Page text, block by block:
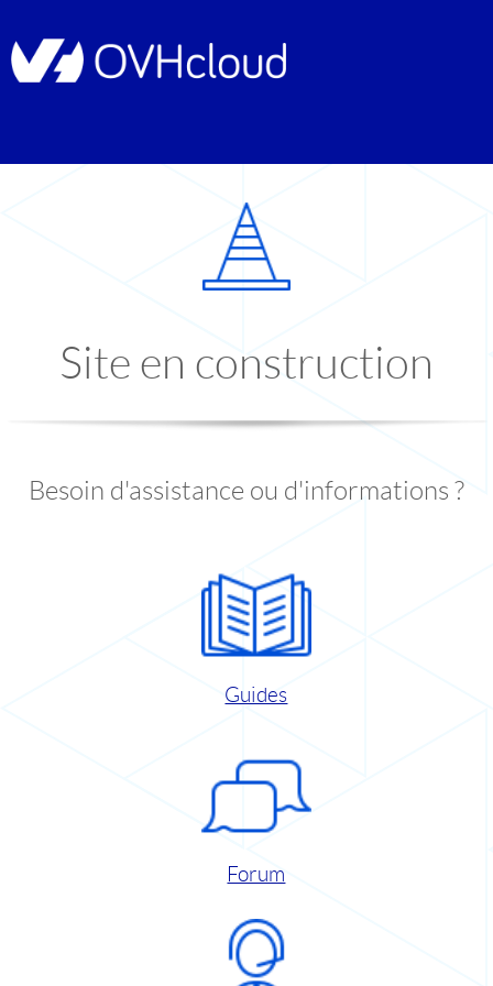
Site en construction
Besoin d'assistance ou d'informations ?
Guides
Forum